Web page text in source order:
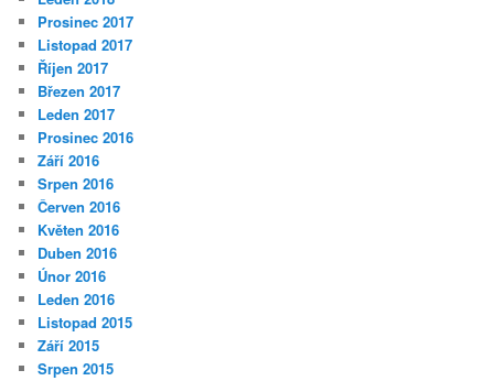
Prosinec 2017
Listopad 2017
Říjen 2017
Březen 2017
Leden 2017
Prosinec 2016
Září 2016
Srpen 2016
Červen 2016
Květen 2016
Duben 2016
Únor 2016
Leden 2016
Listopad 2015
Září 2015
Srpen 2015